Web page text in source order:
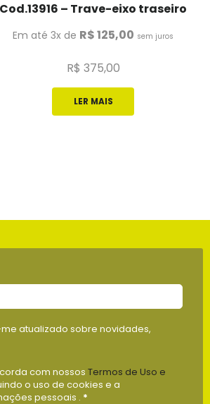
Cod.13916 – Trave-eixo traseiro
Em até 3x de R$125,00 sem juros
R$ 375,00
LER MAIS
atualizado sobre novidades,
com nossosTermos de Uso e
o uso de cookies e a
pessoais . *